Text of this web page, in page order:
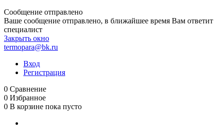
Сообщение отправлено
Ваше сообщение отправлено, в ближайшее время Вам ответит
специалист
Закрыть окно
termopara@bk.ru
Вход
Регистрация
0 Сравнение
0 Избранное
0 В корзине пока пусто